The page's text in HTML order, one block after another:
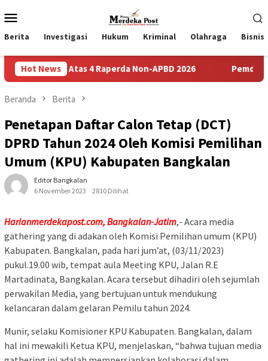
ke
kontenMobile
Berita Investigasi Hukum Kriminal Olahraga Bisnis
Hot News
Atas 4 Raperda Non-APBD 2026 Pemdes Bulusari Gelar
Beranda Berita
Penetapan Daftar Calon Tetap (DCT)
DPRD Tahun 2024 Oleh Komisi Pemilihan
Umum (KPU) Kabupaten Bangkalan
Editor Bangkalan
6 November 2023
2810 Dilihat
Harianmerdekapost.com, Bangkalan-Jatim,- Acara media
gathering yang di adakan oleh Komisi Pemilihan umum (KPU)
Kabupaten. Bangkalan, pada hari jum’at, (03/11/2023)
pukul.19.00 wib, tempat aula Meeting KPU, Jalan R.E
Martadinata, Bangkalan. Acara tersebut dihadiri oleh sejumlah
perwakilan Media, yang bertujuan untuk mendukung
kelancaran dalam gelaran Pemilu tahun 2024.
Munir, selaku Komisioner KPU Kabupaten. Bangkalan, dalam
hal ini mewakili Ketua KPU, menjelaskan, “bahwa tujuan media